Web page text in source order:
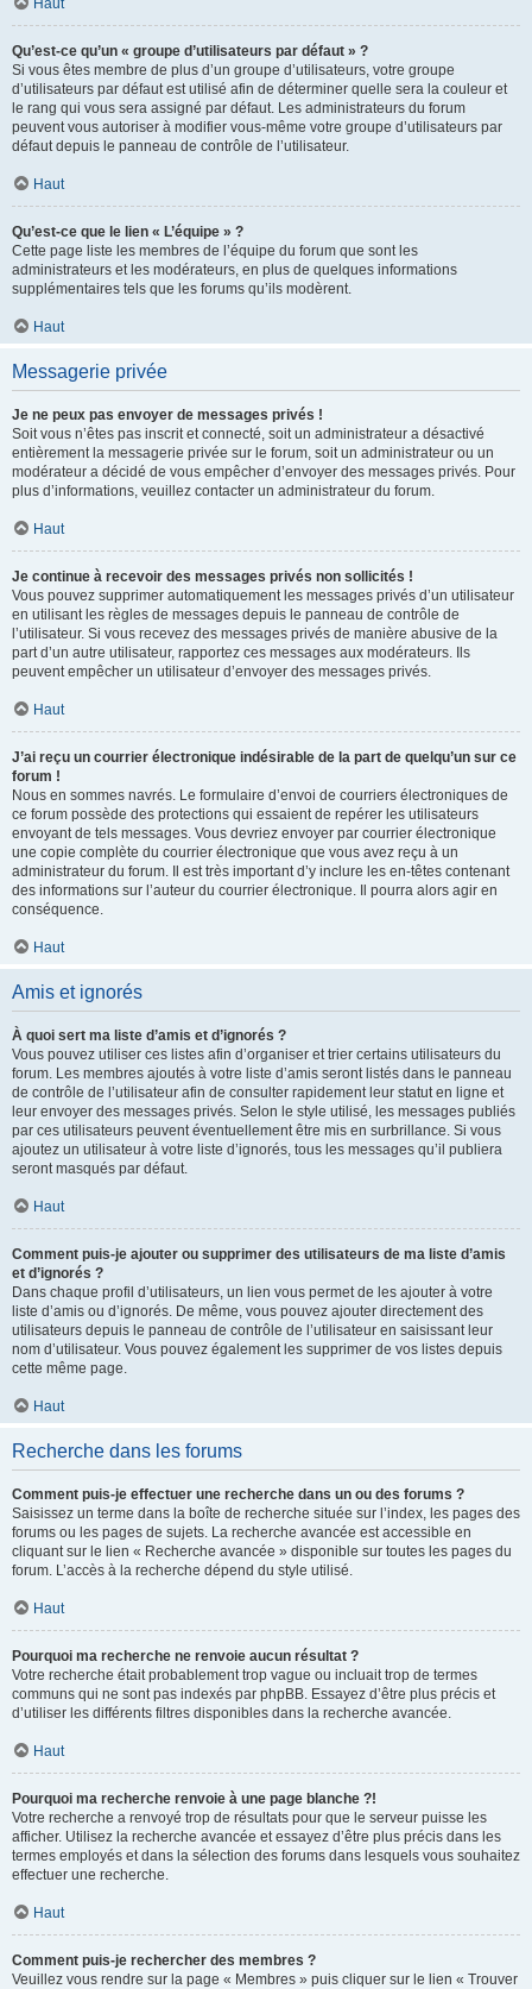
Haut
Qu’est-ce qu’un « groupe d’utilisateurs par défaut » ?
Si vous êtes membre de plus d’un groupe d’utilisateurs, votre groupe
d’utilisateurs par défaut est utilisé afin de déterminer quelle sera la couleur et
le rang qui vous sera assigné par défaut. Les administrateurs du forum
peuvent vous autoriser à modifier vous-même votre groupe d’utilisateurs par
défaut depuis le panneau de contrôle de l’utilisateur.
Haut
Qu’est-ce que le lien « L’équipe » ?
Cette page liste les membres de l’équipe du forum que sont les
administrateurs et les modérateurs, en plus de quelques informations
supplémentaires tels que les forums qu’ils modèrent.
Haut
Messagerie privée
Je ne peux pas envoyer de messages privés !
Soit vous n’êtes pas inscrit et connecté, soit un administrateur a désactivé
entièrement la messagerie privée sur le forum, soit un administrateur ou un
modérateur a décidé de vous empêcher d’envoyer des messages privés. Pour
plus d’informations, veuillez contacter un administrateur du forum.
Haut
Je continue à recevoir des messages privés non sollicités !
Vous pouvez supprimer automatiquement les messages privés d’un utilisateur
en utilisant les règles de messages depuis le panneau de contrôle de
l’utilisateur. Si vous recevez des messages privés de manière abusive de la
part d’un autre utilisateur, rapportez ces messages aux modérateurs. Ils
peuvent empêcher un utilisateur d’envoyer des messages privés.
Haut
J’ai reçu un courrier électronique indésirable de la part de quelqu’un sur ce
forum !
Nous en sommes navrés. Le formulaire d’envoi de courriers électroniques de
ce forum possède des protections qui essaient de repérer les utilisateurs
envoyant de tels messages. Vous devriez envoyer par courrier électronique
une copie complète du courrier électronique que vous avez reçu à un
administrateur du forum. Il est très important d’y inclure les en-têtes contenant
des informations sur l’auteur du courrier électronique. Il pourra alors agir en
conséquence.
Haut
Amis et ignorés
À quoi sert ma liste d’amis et d’ignorés ?
Vous pouvez utiliser ces listes afin d’organiser et trier certains utilisateurs du
forum. Les membres ajoutés à votre liste d’amis seront listés dans le panneau
de contrôle de l’utilisateur afin de consulter rapidement leur statut en ligne et
leur envoyer des messages privés. Selon le style utilisé, les messages publiés
par ces utilisateurs peuvent éventuellement être mis en surbrillance. Si vous
ajoutez un utilisateur à votre liste d’ignorés, tous les messages qu’il publiera
seront masqués par défaut.
Haut
Comment puis-je ajouter ou supprimer des utilisateurs de ma liste d’amis
et d’ignorés ?
Dans chaque profil d’utilisateurs, un lien vous permet de les ajouter à votre
liste d’amis ou d’ignorés. De même, vous pouvez ajouter directement des
utilisateurs depuis le panneau de contrôle de l’utilisateur en saisissant leur
nom d’utilisateur. Vous pouvez également les supprimer de vos listes depuis
cette même page.
Haut
Recherche dans les forums
Comment puis-je effectuer une recherche dans un ou des forums ?
Saisissez un terme dans la boîte de recherche située sur l’index, les pages des
forums ou les pages de sujets. La recherche avancée est accessible en
cliquant sur le lien « Recherche avancée » disponible sur toutes les pages du
forum. L’accès à la recherche dépend du style utilisé.
Haut
Pourquoi ma recherche ne renvoie aucun résultat ?
Votre recherche était probablement trop vague ou incluait trop de termes
communs qui ne sont pas indexés par phpBB. Essayez d’être plus précis et
d’utiliser les différents filtres disponibles dans la recherche avancée.
Haut
Pourquoi ma recherche renvoie à une page blanche ?!
Votre recherche a renvoyé trop de résultats pour que le serveur puisse les
afficher. Utilisez la recherche avancée et essayez d’être plus précis dans les
termes employés et dans la sélection des forums dans lesquels vous souhaitez
effectuer une recherche.
Haut
Comment puis-je rechercher des membres ?
Veuillez vous rendre sur la page « Membres » puis cliquer sur le lien « Trouver